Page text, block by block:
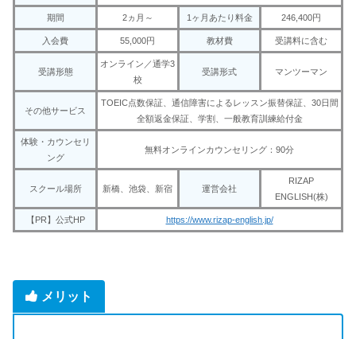
期間 2ヵ月～ 1ヶ月あたり料金 246,400円
入会費 55,000円 教材費 受講料に含む
受講形態
オンライン／通学3
校
受講形式 マンツーマン
その他サービス
TOEIC点数保証、通信障害によるレッスン振替保証、30日間
全額返金保証、学割、一般教育訓練給付金
体験・カウンセリ
ング
無料オンラインカウンセリング：90分
スクール場所 新橋、池袋、新宿 運営会社
RIZAP
ENGLISH(株)
【PR】公式HP https://www.rizap-english.jp/
メリット